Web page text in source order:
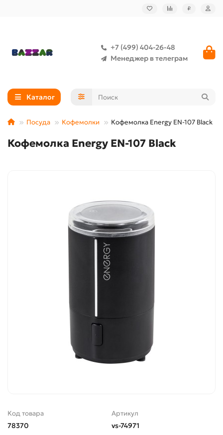
₽
+7 (499) 404-26-48
Менеджер в телеграм
Каталог
Посуда Кофемолки Кофемолка Energy EN-107 Black
Кофемолка Energy EN-107 Black
Код товара
78370
Артикул
vs-74971